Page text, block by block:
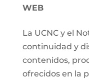
WEB
La UCNC y el
continuidad y
contenidos,
ofrecidos en la